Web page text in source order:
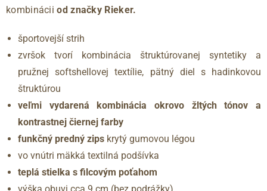
kombináciiod značky Rieker.
športovejší strih
zvršok tvorí kombinácia štruktúrovanej syntetiky a
pružnej softshellovej textílie, pätný diel s hadinkovou
štruktúrou
veľmi vydarená kombinácia okrovo žltých tónov a
kontrastnej čiernej farby
funkčný predný zips krytý gumovou légou
vo vnútri mäkká textilná podšívka
teplá stielka s filcovým poťahom